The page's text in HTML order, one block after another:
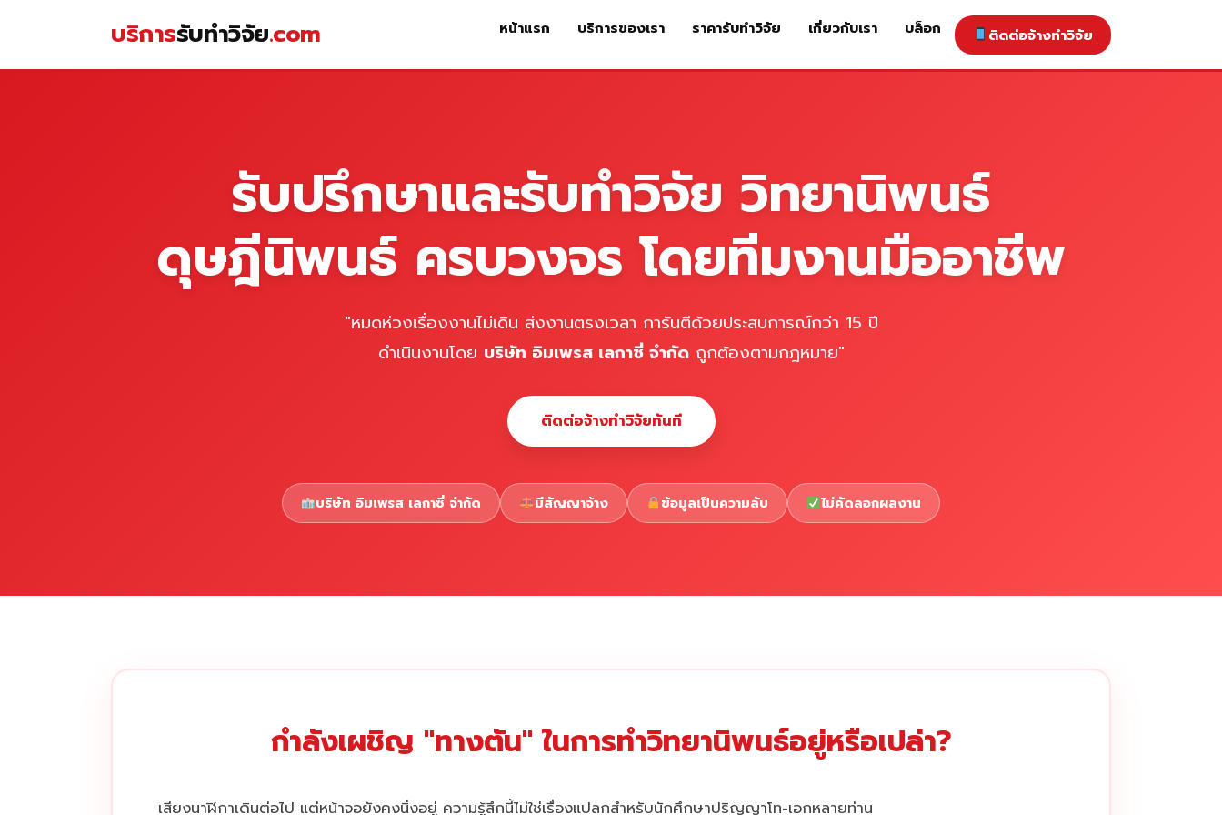
หน้าแรก บริการของเรา ราคารับทำวิจัย ติดต่อจ้างทำวิจัย เกี่ยวกับเรา
บริการรับทำวิจัย.com หน้าแรก บริการของเรา ราคารับทำวิจัย เกี่ยวกับเรา บล็อก ติดต่อจ้างทำวิจัย
รับปรึกษาและรับทำวิจัย วิทยานิพนธ์
ดุษฎีนิพนธ์ ครบวงจร โดยทีมงานมืออาชีพ
"หมดห่วงเรื่องงานไม่เดิน ส่งงานตรงเวลา การันตีด้วยประสบการณ์กว่า 15 ปี
ดำเนินงานโดย บริษัท อิมเพรส เลกาซี่ จำกัดถูกต้องตามกฎหมาย"
ติดต่อจ้างทำวิจัยทันที
บริษัท อิมเพรส เลกาซี่ จำกัด มีสัญญาจ้าง ข้อมูลเป็นความลับ ไม่คัดลอกผลงาน
กำลังเผชิญ "ทางตัน" ในการทำวิทยานิพนธ์อยู่หรือเปล่า?
เสียงนาฬิกาเดินต่อไป แต่หน้าจอยังคงนิ่งอยู่ ความรู้สึกนี้ไม่ใช่เรื่องแปลกสำหรับนักศึกษาปริญญาโท-เอกหลายท่าน